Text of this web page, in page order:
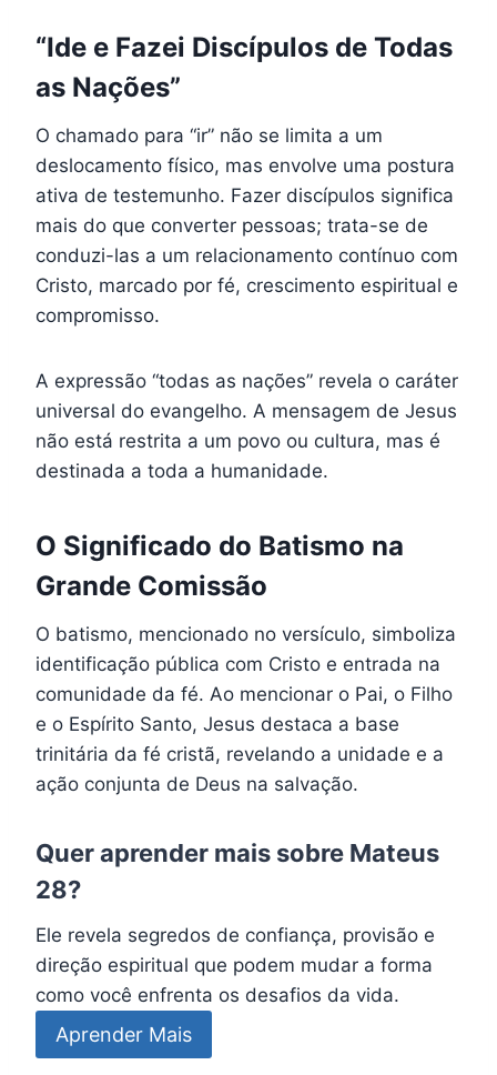
“Ide e Fazei Discípulos de Todas
as Nações”
O chamado para “ir” não se limita a um
deslocamento físico, mas envolve uma postura
ativa de testemunho. Fazer discípulos significa
mais do que converter pessoas; trata-se de
conduzi-las a um relacionamento contínuo com
Cristo, marcado por fé, crescimento espiritual e
compromisso.
A expressão “todas as nações” revela o caráter
universal do evangelho. A mensagem de Jesus
não está restrita a um povo ou cultura, mas é
destinada a toda a humanidade.
O Significado do Batismo na
Grande Comissão
O batismo, mencionado no versículo, simboliza
identificação pública com Cristo e entrada na
comunidade da fé. Ao mencionar o Pai, o Filho
e o Espírito Santo, Jesus destaca a base
trinitária da fé cristã, revelando a unidade e a
ação conjunta de Deus na salvação.
Quer aprender mais sobre Mateus
28?
Ele revela segredos de confiança, provisão e
direção espiritual que podem mudar a forma
como você enfrenta os desafios da vida.
Aprender Mais